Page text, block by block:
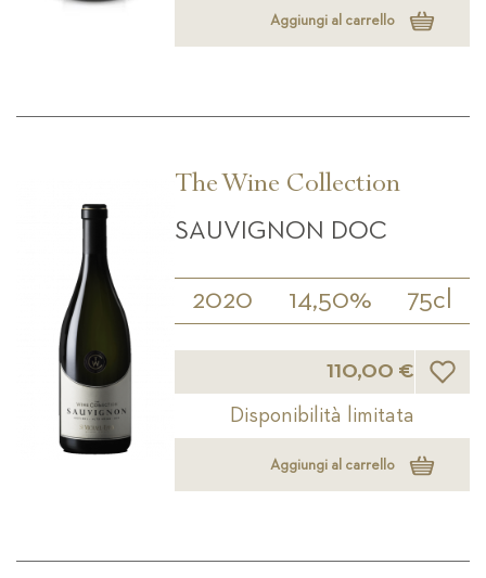
Aggiungi al carrello
The Wine Collection
SAUVIGNON DOC
2020 14,50% 75cl
110,00 € Lista
Disponibilità limitata
Aggiungi al carrello